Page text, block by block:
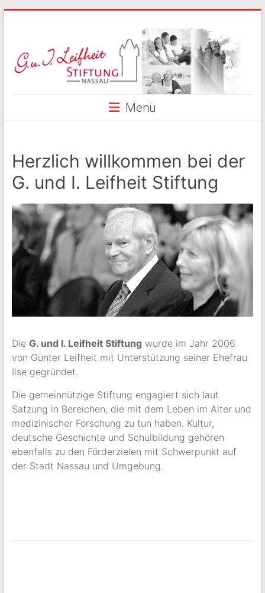
und
I.
Menü
Herzlich willkommen bei der
G. und I. Leifheit Stiftung
Die G. und I. Leifheit Stiftung wurde im Jahr 2006
von Günter Leifheit mit Unterstützung seiner Ehefrau
Ilse gegründet.
Die gemeinnützige Stiftung engagiert sich laut
Satzung in Bereichen, die mit dem Leben im Alter und
medizinischer Forschung zu tun haben. Kultur,
deutsche Geschichte und Schulbildung gehören
ebenfalls zu den Förderzielen mit Schwerpunkt auf
der Stadt Nassau und Umgebung.